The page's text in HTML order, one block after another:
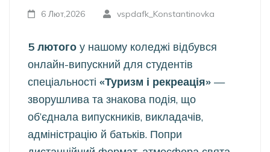
6 Лют,2026 vspdafk_Konstantinovka
5 лютого у нашому коледжі відбувся
онлайн-випускний для студентів
спеціальності «Туризм і рекреація» —
зворушлива та знакова подія, що
об’єднала випускників, викладачів,
адміністрацію й батьків. Попри